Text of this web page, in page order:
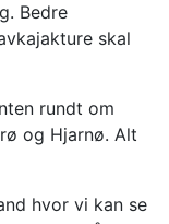
Bedre
skal
rundt om
og Hjarnø. Alt
hvor vi kan se